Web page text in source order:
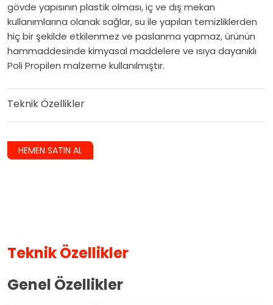
gövde yapısının plastik olması, iç ve dış mekan
kullanımlarına olanak sağlar, su ile yapılan temizliklerden
hiç bir şekilde etkilenmez ve paslanma yapmaz, ürünün
hammaddesinde kimyasal maddelere ve ısıya dayanıklı
Poli Propilen malzeme kullanılmıştır.
Teknik Özellikler
HEMEN SATIN AL
Teknik Özellikler
Genel Özellikler